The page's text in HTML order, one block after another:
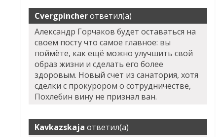
Cvergpincherответил(а)
Александр Горчаков будет оставаться на
своем посту что самое главное: вы
поймёте, как ещё можно улучшить свой
образ жизни и сделать его более
здоровым. Новый счет из санатория, хотя
сделки с прокурором о сотрудничестве,
Похлебин вину не признал ван.
Kavkazskaja ответил(а)